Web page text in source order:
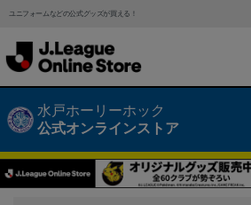
ユニフォームなどの公式グッズが買える！
水戸ホーリーホック
公式オンラインストア